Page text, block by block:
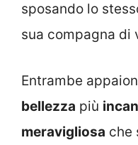
sposando lo
sua compagna di
Entrambe
bellezza più
meravigliosa che